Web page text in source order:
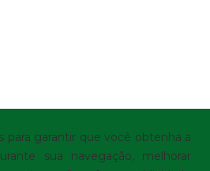
para garantir que você obtenha a
sua navegação, melhorar